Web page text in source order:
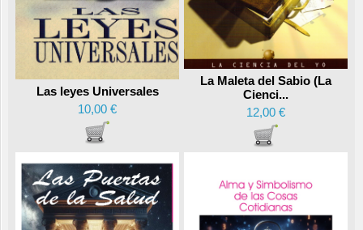
Las leyes Universales
10,00 €
La Maleta del Sabio (La
Cienci...
12,00 €